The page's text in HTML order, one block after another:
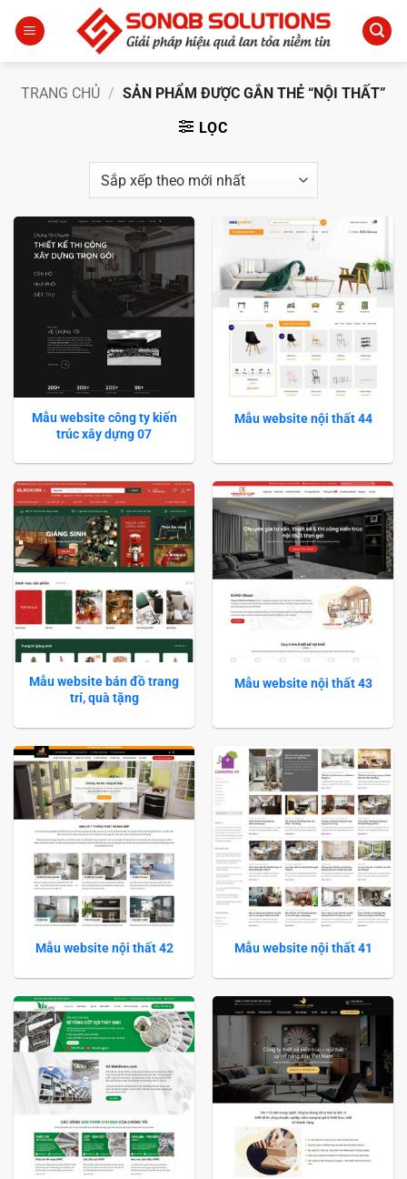
qua
TRANG CHỦ / SẢN PHẨM ĐƯỢC GẮN THẺ “NỘI THẤT”
LỌC
Mẫu website công ty kiến
trúc xây dựng 07
Mẫu website nội thất 44
Mẫu website bán đồ trang
trí, quà tặng
Mẫu website nội thất 43
Mẫu website nội thất 42 Mẫu website nội thất 41